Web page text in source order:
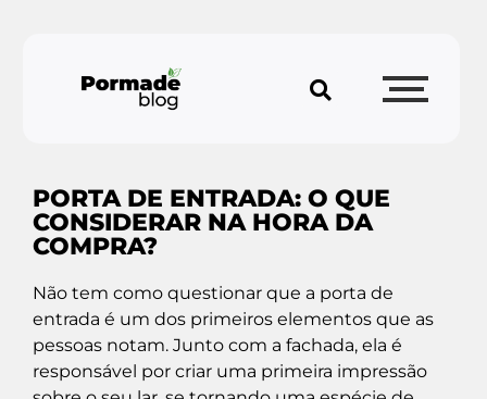
PORTA DE ENTRADA: O QUE
CONSIDERAR NA HORA DA
COMPRA?
Não tem como questionar que a porta de
entrada é um dos primeiros elementos que as
pessoas notam. Junto com a fachada, ela é
responsável por criar uma primeira impressão